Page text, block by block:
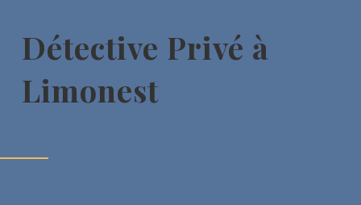
Détective Privé à
Limonest